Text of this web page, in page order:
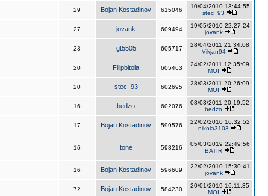
29 Bojan Kostadinov 615046
10/04/2010 13:44:55
stec_93
27 jovank 609494
19/05/2010 22:27:24
jovank
23 gt5505 605717
28/04/2011 21:34:08
Vikjan94
20 Filipbitola 605463
24/02/2011 12:35:09
MOI
20 stec_93 602695
28/03/2011 20:26:09
MOI
16 bedzo 602076
08/03/2011 20:19:52
bedzo
17 Bojan Kostadinov 599576
22/02/2010 16:32:52
nikola3103
16 tone 598216
05/03/2019 22:49:56
BATIR
16 Bojan Kostadinov 596609
22/02/2010 15:30:41
jovank
72 Bojan Kostadinov 584230
20/01/2019 16:11:35
MOI